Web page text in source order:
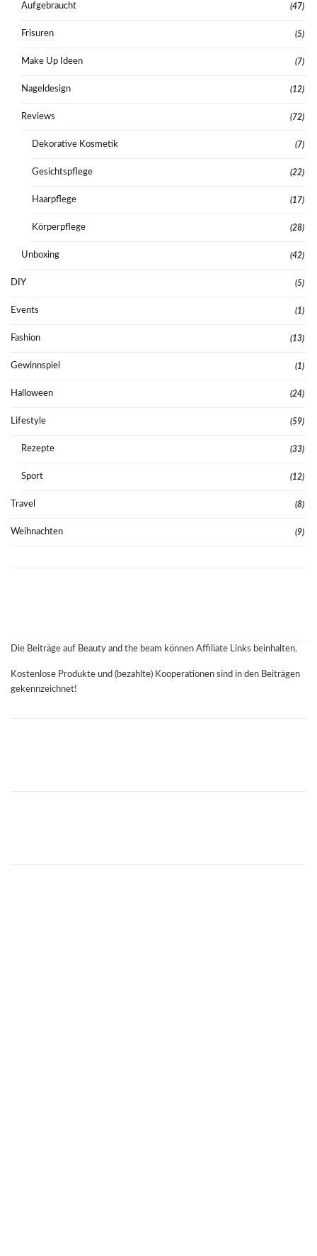
Aufgebraucht (47)
Frisuren (5)
Make Up Ideen (7)
Nageldesign (12)
Reviews (72)
Dekorative Kosmetik (7)
Gesichtspflege (22)
Haarpflege (17)
Körperpflege (28)
Unboxing (42)
DIY (5)
Events (1)
Fashion (13)
Gewinnspiel (1)
Halloween (24)
Lifestyle (59)
Rezepte (33)
Sport (12)
Travel (8)
Weihnachten (9)
Die Beiträge auf Beauty and the beam können Affiliate Links beinhalten.
Kostenlose Produkte und (bezahlte) Kooperationen sind in den Beiträgen
gekennzeichnet!